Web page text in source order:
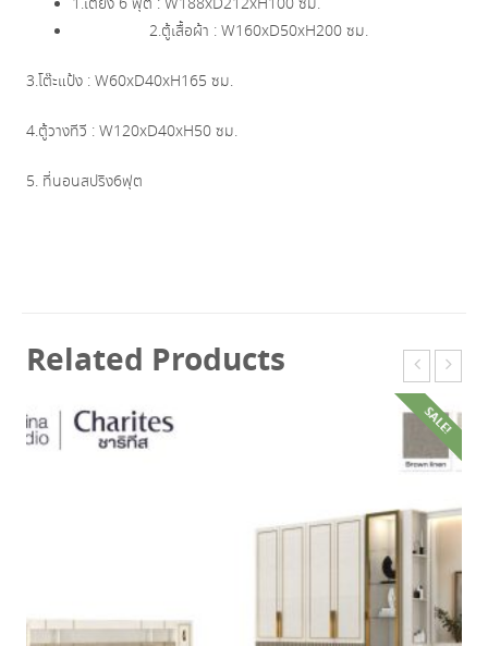
2.ตู้เสื้อผ้า : W160xD50xH200 ซม.
3.โต๊ะแป้ง : W60xD40xH165 ซม.
4.ตู้วางทีวี : W120xD40xH50 ซม.
5. ที่นอนสปริง6ฟุต
Related Products
SALE!